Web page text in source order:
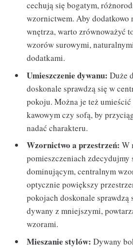
cechują się bogatym,
wzornictwem. Aby dodatkowo
wnętrza, warto zrównoważyć
wzorów surowymi,
dodatkami.
Umieszczenie dywanu: Duże
doskonale sprawdzą się w
pokoju. Można je też umieścić
kawowym czy sofą, by
nadać charakteru.
Wzornictwo a przestrzeń: W
pomieszczeniach zdecydujmy
dominującym, centralnym
optycznie powiększy
pokojach doskonale sprawdzą
dywany z mniejszymi,
wzorami.
Mieszanie stylów: Dywany